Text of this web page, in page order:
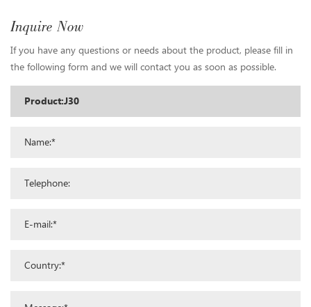
Inquire Now
If you have any questions or needs about the product, please fill in
the following form and we will contact you as soon as possible.